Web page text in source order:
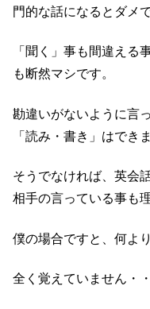
門的な話になるとダメ
「聞く」事も間違える
も断然マシです。
勘違いがないように言
「読み・書き」はでき
そうでなければ、英会
相手の言っている事も
僕の場合ですと、何よ
全く覚えていません・・